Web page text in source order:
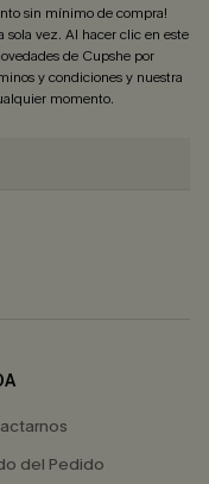
sin mínimo de compra!
vez. Al hacer clic en este
de Cupshe por
y condicionesy nuestra
momento.
del Pedido